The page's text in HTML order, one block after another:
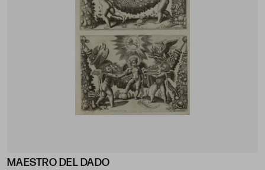
MAESTRO DEL DADO